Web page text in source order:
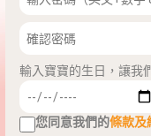
輸入寶寶的生日，讓我
您同意我們的條款及